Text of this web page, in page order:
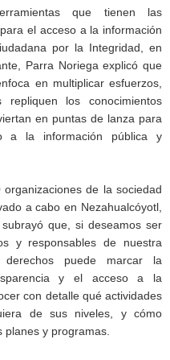
que tienen las
el acceso a la información
por la Integridad, en
Parra Noriega explicó que
en multiplicar esfuerzos,
los conocimientos
en puntas de lanza para
a la información pública y
de la sociedad
a cabo en Nezahualcóyotl,
que, si deseamos ser
y responsables de nuestra
puede marcar la
y el acceso a la
con detalle qué actividades
de sus niveles, y cómo
y programas.